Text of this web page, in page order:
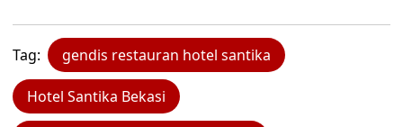
Tag: gendis restauran hotel santika
Hotel Santika Bekasi